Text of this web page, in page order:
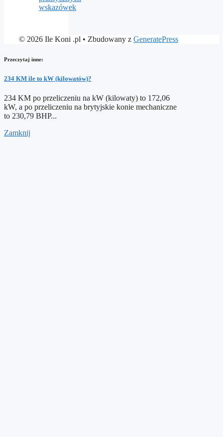
wskazówek
© 2026 Ile Koni .pl • Zbudowany z GeneratePress
Przeczytaj inne:
234 KM ile to kW (kilowatów)?
234 KM po przeliczeniu na kW (kilowaty) to 172,06
kW, a po przeliczeniu na brytyjskie konie mechaniczne
to 230,79 BHP...
Zamknij